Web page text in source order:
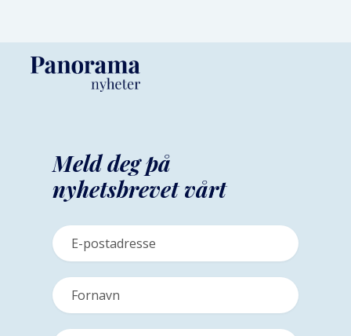
Meld deg på
nyhetsbrevet vårt